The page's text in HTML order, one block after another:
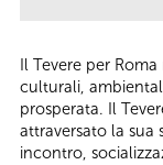
Il Tevere per
culturali,
prosperata. Il
attraversato la sua
incontro,